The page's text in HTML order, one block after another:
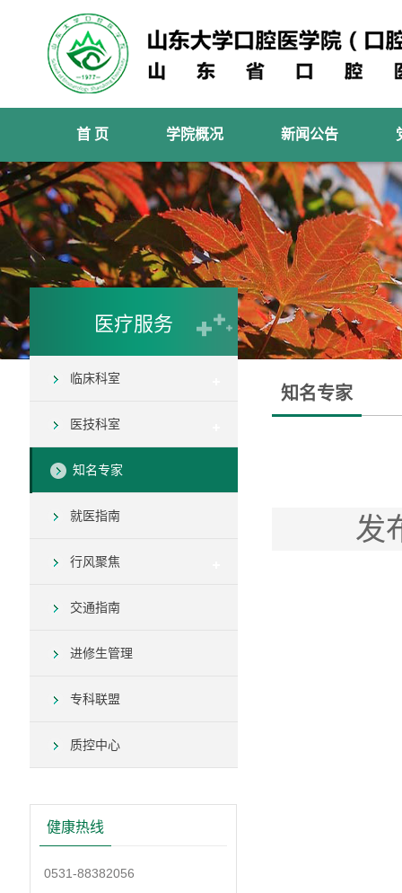
首 页 学院概况 新闻公告
医疗服务
临床科室
医技科室
知名专家
就医指南
行风聚焦
交通指南
进修生管理
专科联盟
质控中心
健康热线
0531-88382056
知名专家
发